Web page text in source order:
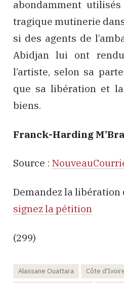
abondamment
tragique mutinerie
si des agents de
Abidjan lui ont
l’artiste, selon sa
que sa libération et
biens.
Franck-Harding M’Bra
Source :
Demandez la libération
signez la pétition
(299)
Alassane Ouattara
Côte